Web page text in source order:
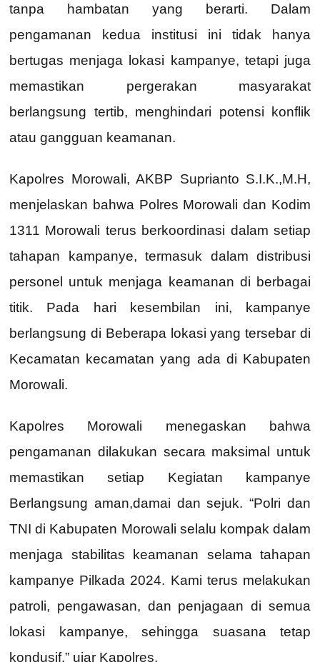
tanpa hambatan yang berarti. Dalam
pengamanan kedua institusi ini tidak hanya
bertugas menjaga lokasi kampanye, tetapi juga
memastikan pergerakan masyarakat
berlangsung tertib, menghindari potensi konflik
atau gangguan keamanan.
Kapolres Morowali, AKBP Suprianto S.I.K.,M.H,
menjelaskan bahwa Polres Morowali dan Kodim
1311 Morowali terus berkoordinasi dalam setiap
tahapan kampanye, termasuk dalam distribusi
personel untuk menjaga keamanan di berbagai
titik. Pada hari kesembilan ini, kampanye
berlangsung di Beberapa lokasi yang tersebar di
Kecamatan kecamatan yang ada di Kabupaten
Morowali.
Kapolres Morowali menegaskan bahwa
pengamanan dilakukan secara maksimal untuk
memastikan setiap Kegiatan kampanye
Berlangsung aman,damai dan sejuk. “Polri dan
TNI di Kabupaten Morowali selalu kompak dalam
menjaga stabilitas keamanan selama tahapan
kampanye Pilkada 2024. Kami terus melakukan
patroli, pengawasan, dan penjagaan di semua
lokasi kampanye, sehingga suasana tetap
kondusif,” ujar Kapolres.